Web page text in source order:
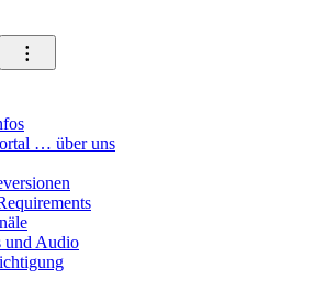
⁝
… über uns
und Audio